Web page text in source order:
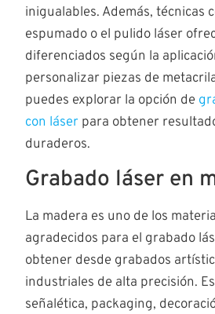
inigualables. Además, técnicas
espumado o el pulido láser
diferenciados según la
personalizar piezas de
puedes explorar la opción de
con láser para obtener
duraderos.
Grabado láser en
La madera es uno de los
agradecidos para el grabado
obtener desde grabados
industriales de alta precisión.
señalética, packaging,